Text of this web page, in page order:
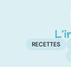
RECETTES